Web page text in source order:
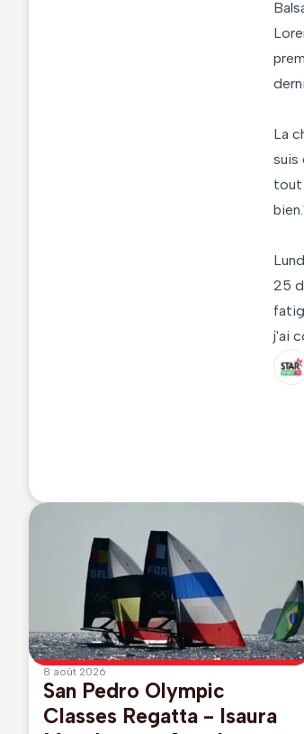
La
suis
tout
25
j'ai
8 août 2026
San Pedro Olympic
Classes Regatta - Isaura